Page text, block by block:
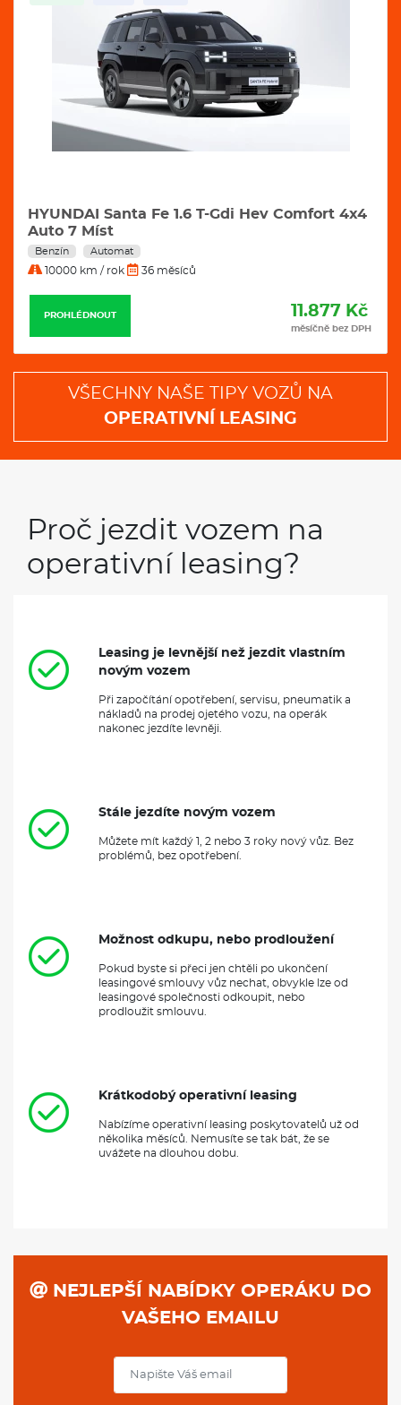
HYUNDAI Santa Fe 1.6 T-Gdi Hev Comfort 4x4
Auto 7 Míst
Benzín Automat
10000 km / rok 36 měsíců
PROHLÉDNOUT 11.877 Kč
měsíčně bez DPH
VŠECHNY NAŠE TIPY VOZŮ NA
OPERATIVNÍ LEASING
Proč jezdit vozem na
operativní leasing?
Leasing je levnější než jezdit vlastním
novým vozem
Při započítání opotřebení, servisu, pneumatik a
nákladů na prodej ojetého vozu, na operák
nakonec jezdíte levněji.
Stále jezdíte novým vozem
Můžete mít každý 1, 2 nebo 3 roky nový vůz. Bez
problémů, bez opotřebení.
Možnost odkupu, nebo prodloužení
Pokud byste si přeci jen chtěli po ukončení
leasingové smlouvy vůz nechat, obvykle lze od
leasingové společnosti odkoupit, nebo
prodloužit smlouvu.
Krátkodobý operativní leasing
Nabízíme operativní leasing poskytovatelů už od
několika měsíců. Nemusíte se tak bát, že se
uvážete na dlouhou dobu.
NEJLEPŠÍ NABÍDKY OPERÁKU DO
VAŠEHO EMAILU